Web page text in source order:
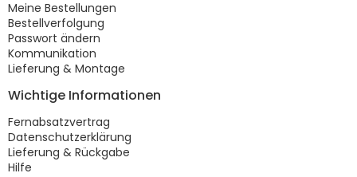
Meine Bestellungen
Bestellverfolgung
Passwort ändern
Kommunikation
Lieferung & Montage
Wichtige Informationen
Fernabsatzvertrag
Datenschutzerklärung
Lieferung & Rückgabe
Hilfe